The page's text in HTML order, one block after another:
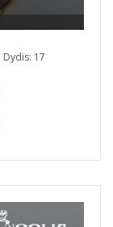
Dydis: 17